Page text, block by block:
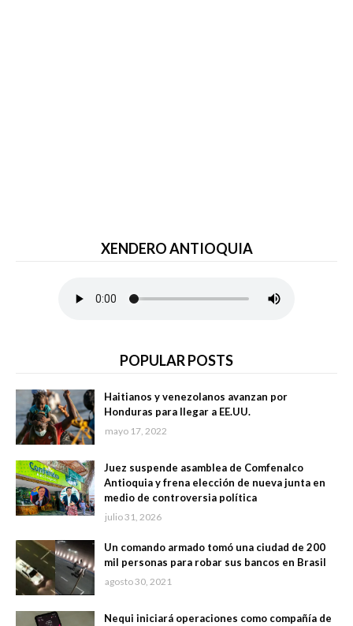
XENDERO ANTIOQUIA
POPULAR POSTS
Haitianos y venezolanos avanzan por
Honduras para llegar a EE.UU.
mayo 17, 2022
Juez suspende asamblea de Comfenalco
Antioquia y frena elección de nueva junta en
medio de controversia política
julio 31, 2026
Un comando armado tomó una ciudad de 200
mil personas para robar sus bancos en Brasil
agosto 30, 2021
Nequi iniciará operaciones como compañía de